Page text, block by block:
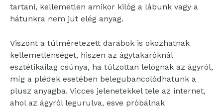
tartani, kellemetlen amikor kilóg a lábunk vagy a
hátunkra nem jut elég anyag.
Viszont a túlméretezett darabok is okozhatnak
kellemetlenséget, hiszen az ágytakaróknál
esztétikailag csúnya, ha túlzottan lelógnak az ágyról,
míg a plédek esetében belegubancolódhatunk a
plusz anyagba. Vicces jelenetekkel tele az internet,
ahol az ágyról legurulva, esve próbálnak